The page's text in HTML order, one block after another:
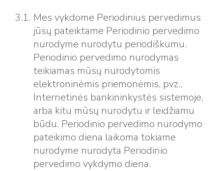
Mes vykdome Periodinius pervedimus
jūsų pateiktame Periodinio pervedimo
nurodyme nurodytu periodiškumu.
Periodinio pervedimo nurodymas
teikiamas mūsų nurodytomis
elektroninėmis priemonėmis, pvz.,
Internetinės bankininkystės sistemoje,
arba kitu mūsų nurodytu ir leidžiamu
būdu. Periodinio pervedimo nurodymo
pateikimo diena laikoma tokiame
nurodyme nurodyta Periodinio
pervedimo vykdymo diena.